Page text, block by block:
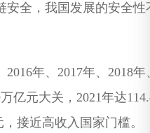
安全，我国发展的安全性
年、2017年、2018年
亿元大关，2021年达
接近高收入国家门槛。